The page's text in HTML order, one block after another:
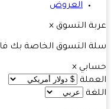
العروض
التسوق ×
التسوق الخاصة بك فارغة!
×